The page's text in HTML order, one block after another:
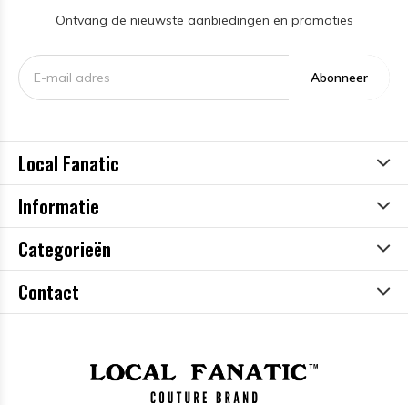
Ontvang de nieuwste aanbiedingen en promoties
Abonneer
Local Fanatic
Informatie
Categorieën
Contact